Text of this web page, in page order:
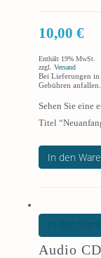
10,00 €
Enthält 19% MwSt.
zzgl. Versand
Bei Lieferungen in
Gebühren anfallen.
Sehen Sie eine
Titel
In den
Audio